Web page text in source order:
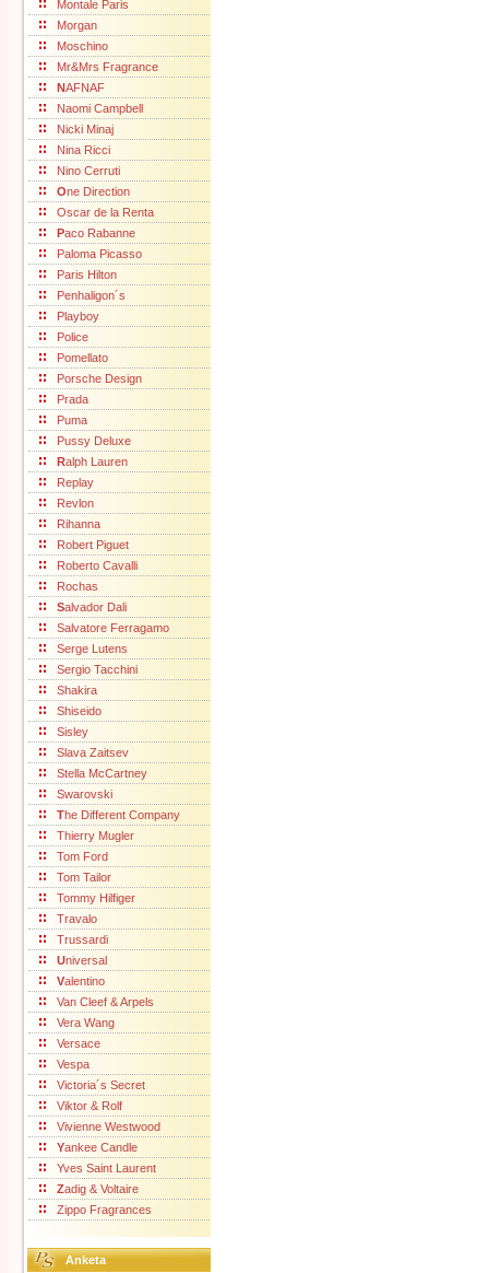
Montale Paris
Morgan
Moschino
Mr&Mrs Fragrance
NAFNAF
Naomi Campbell
Nicki Minaj
Nina Ricci
Nino Cerruti
One Direction
Oscar de la Renta
Paco Rabanne
Paloma Picasso
Paris Hilton
Penhaligon´s
Playboy
Police
Pomellato
Porsche Design
Prada
Puma
Pussy Deluxe
Ralph Lauren
Replay
Revlon
Rihanna
Robert Piguet
Roberto Cavalli
Rochas
Salvador Dali
Salvatore Ferragamo
Serge Lutens
Sergio Tacchini
Shakira
Shiseido
Sisley
Slava Zaitsev
Stella McCartney
Swarovski
The Different Company
Thierry Mugler
Tom Ford
Tom Tailor
Tommy Hilfiger
Travalo
Trussardi
Universal
Valentino
Van Cleef & Arpels
Vera Wang
Versace
Vespa
Victoria´s Secret
Viktor & Rolf
Vivienne Westwood
Yankee Candle
Yves Saint Laurent
Zadig & Voltaire
Zippo Fragrances
Anketa